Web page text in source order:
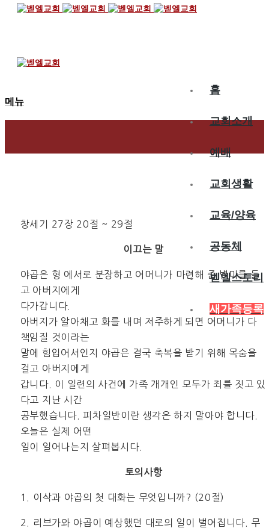
홈
교회소개
예배
교회생활
교육/양육
공동체
벧엘스토리
새가족등록
메뉴
창세기 27장 20절 ~ 29절
이끄는 말
야곱은 형 에서로 분장하고 어머니가 마련해 준 별미를 들
고 아버지에게
다가갑니다.
아버지가 알아채고 화를 내며 저주하게 되면 어머니가 다
책임질 것이라는
말에 힘입어서인지 야곱은 결국 축복을 받기 위해 목숨을
걸고 아버지에게
갑니다. 이 일련의 사건에 가족 개개인 모두가 죄를 짓고 있
다고 지난 시간
공부했습니다. 피차일반이란 생각은 하지 말아야 합니다.
오늘은 실제 어떤
일이 일어나는지 살펴봅시다.
토의사항
1. 이삭과 야곱의 첫 대화는 무엇입니까? (20절)
2. 리브가와 야곱이 예상했던 대로의 일이 벌어집니다. 무